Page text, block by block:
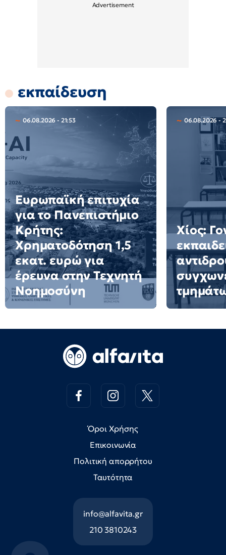
εκπαίδευση
06.08.2026 - 21:53
Ευρωπαϊκή επιτυχία
για το Πανεπιστήμιο
Κρήτης:
Χρηματοδότηση 1,5
εκατ. ευρώ για
έρευνα στην Τεχνητή
Νοημοσύνη
06.08.2026 -
Χίος:
Όροι Χρήσης
Επικοινωνία
Πολιτική απορρήτου
Ταυτότητα
info@alfavita.gr
210 3810243